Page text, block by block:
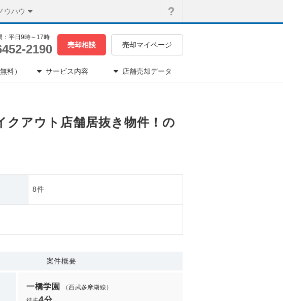
ウハウ
：平日9時～17時
2190 売却相談 売却マイページ
料） サービス内容 店舗売却データ
クアウト店舗居抜き物件！の
8件
案件概要
一橋学園
（西武多摩湖線）